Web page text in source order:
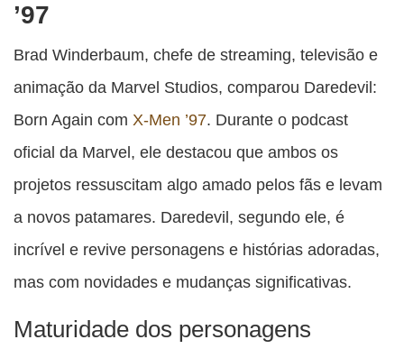
’97
Brad Winderbaum, chefe de streaming, televisão e
animação da Marvel Studios, comparou Daredevil:
Born Again com X-Men ’97. Durante o podcast
oficial da Marvel, ele destacou que ambos os
projetos ressuscitam algo amado pelos fãs e levam
a novos patamares. Daredevil, segundo ele, é
incrível e revive personagens e histórias adoradas,
mas com novidades e mudanças significativas.
Maturidade dos personagens